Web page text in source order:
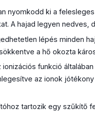
nyomkodd ki a
A hajad legyen nedves,
lépés minden
a hő okozta
ionizációs funkció
az ionok
tartozik egy szűkítő